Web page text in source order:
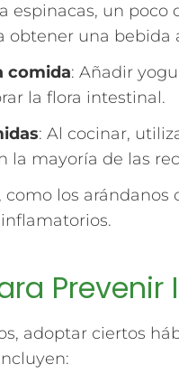
espinacas, un
obtener una
comida: Añadir
la flora intestinal.
: Al cocinar,
la mayoría de las
como los arándanos
Prevenir
adoptar ciertos